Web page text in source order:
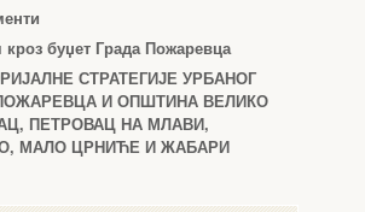
кроз буџет Града Пожаревца
СТРАТЕГИЈЕ УРБАНОГ
И ОПШТИНА ВЕЛИКО
ПЕТРОВАЦ НА МЛАВИ,
МАЛО ЦРНИЋЕ И ЖАБАРИ